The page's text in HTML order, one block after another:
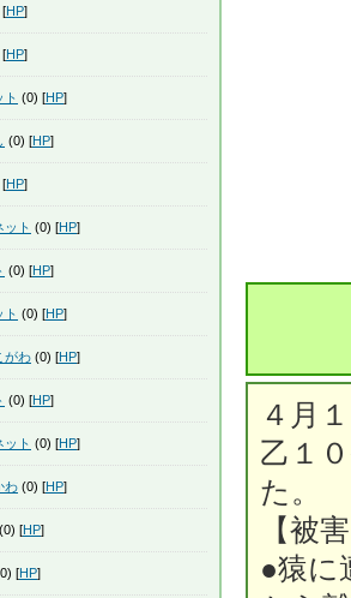
４月
乙１
た。
【被
●猿に
[HP]
[HP]
(0) [HP]
(0) [HP]
[HP]
ト (0) [HP]
(0) [HP]
(0) [HP]
がわ (0) [HP]
(0) [HP]
ト (0) [HP]
わ (0) [HP]
(0) [HP]
[HP]